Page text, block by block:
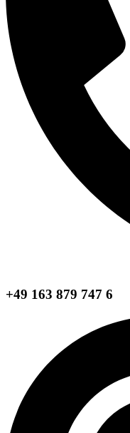
+49 163 879 747 6